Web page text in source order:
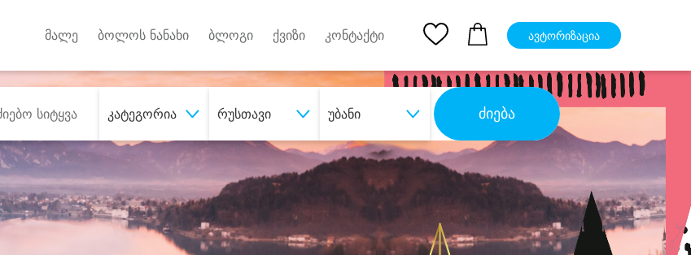
მალე ბოლოს ნანახი ბლოგი ქვიზი კონტაქტი ავტორიზაცია
კატეგორია რუსთავი უბანი ძიება
სასურველი მომსახურება დიდი დანაზოგით